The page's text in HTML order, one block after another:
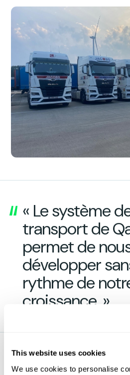
This website uses cookies
We use cookies to personalise
« Le système
transport de
permet de
développer
rythme de
croissance. »
Dans le secteur des
pose à maintes reprises :